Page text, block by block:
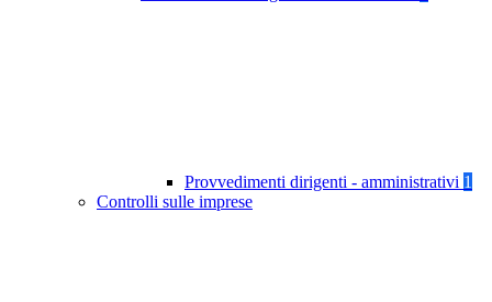
Provvedimenti dirigenti - amministrativi 1
Controlli sulle imprese